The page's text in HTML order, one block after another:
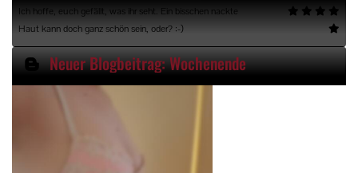
Ich hoffe, euch gefällt, was ihr seht. Ein bisschen nackte
Haut kann doch ganz schön sein, oder? :-)
Neuer Blogbeitrag: Wochenende